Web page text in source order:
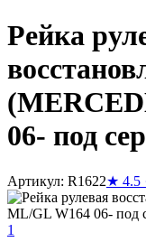
Рейка
06- под
Артикул: R1622★ 4.5
1